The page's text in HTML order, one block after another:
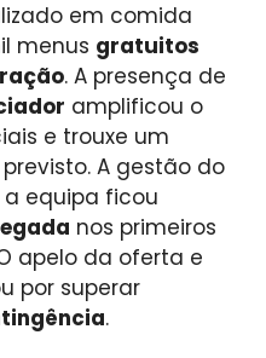
em comida
menus gratuitos
. A presença de
amplificou o
e trouxe um
A gestão do
a equipa ficou
nos primeiros
apelo da oferta e
por superar
.